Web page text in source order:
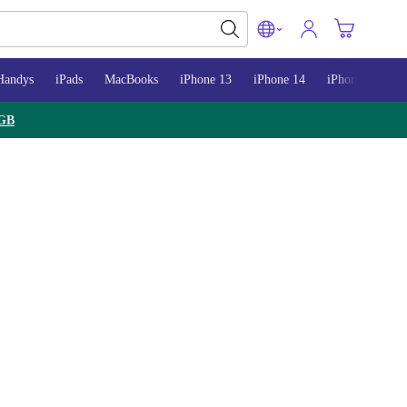
iPads MacBooks iPhone 13 iPhone 14 iPhone 15